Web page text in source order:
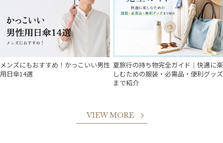
メンズにもおすすめ！かっこいい男性
用日傘14選
夏旅行の持ち物完全ガイド｜快適に楽
しむための服装・必需品・便利グッズ
まで紹介
VIEW MORE